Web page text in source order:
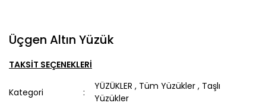
Üçgen Altın Yüzük
TAKSİT SEÇENEKLERİ
Kategori
YÜZÜKLER , Tüm Yüzükler , Taşlı
Yüzükler